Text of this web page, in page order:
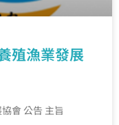
殖漁業發展
會 公告 主旨